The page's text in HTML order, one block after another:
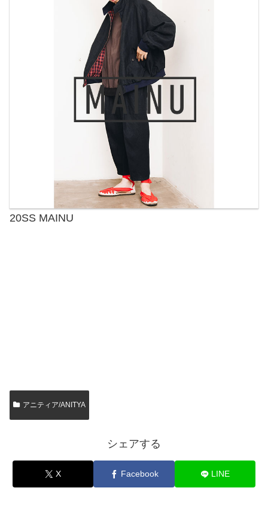
20SS MAINU
アニティア/ANITYA
シェアする
X Facebook LINE